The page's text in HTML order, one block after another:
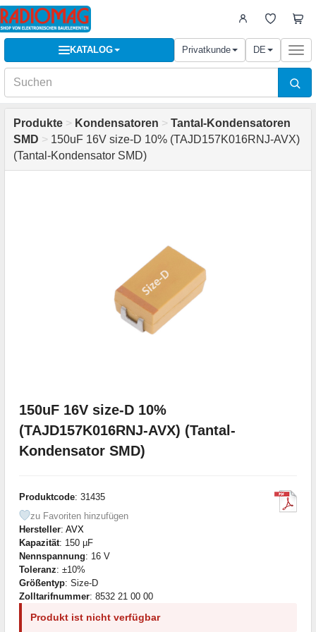
KATALOG Privatkunde DE
Produkte > Kondensatoren > Tantal-Kondensatoren
SMD > 150uF 16V size-D 10% (TAJD157K016RNJ-AVX)
(Tantal-Kondensator SMD)
150uF 16V size-D 10%
(TAJD157K016RNJ-AVX) (Tantal-
Kondensator SMD)
Produktcode: 31435
zu Favoriten hinzufügen
Hersteller: AVX
Kapazität: 150 µF
Nennspannung: 16 V
Toleranz: ±10%
Größentyp: Size-D
Zolltarifnummer: 8532 21 00 00
Produkt ist nicht verfügbar